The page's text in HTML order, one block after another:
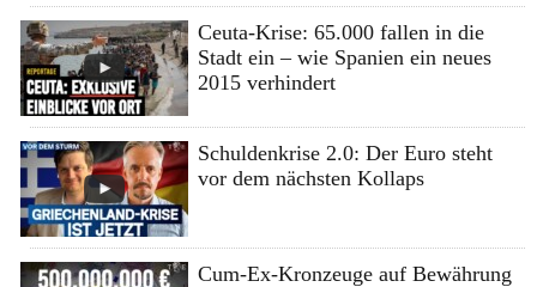
Ceuta-Krise: 65.000 fallen in die
Stadt ein – wie Spanien ein neues
2015 verhindert
Schuldenkrise 2.0: Der Euro steht
vor dem nächsten Kollaps
Cum-Ex-Kronzeuge auf Bewährung